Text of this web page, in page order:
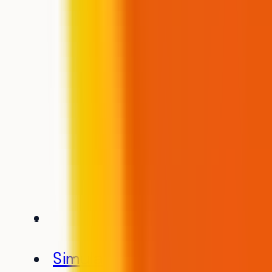
Simulateur d’admission